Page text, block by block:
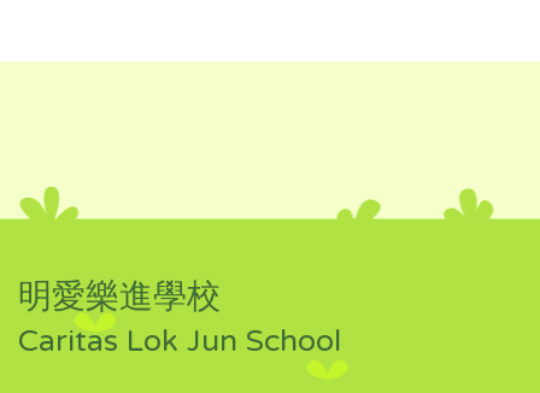
明愛樂進學校
Caritas Lok Jun School